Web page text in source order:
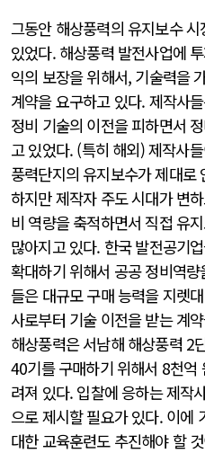
그동안 해상풍력의 유지보수
있었다. 해상풍력 발전사업에
익의 보장을 위해서, 기술력을
계약을 요구하고 있다. 제작사
정비 기술의 이전을 피하면서
고 있었다. (특히 해외) 제작사
풍력단지의 유지보수가 제대로
하지만 제작자 주도 시대가 변
비 역량을 축적하면서 직접 유
많아지고 있다. 한국 발전공기
확대하기 위해서 공공 정비역
들은 대규모 구매 능력을 지렛
사로부터 기술 이전을 받는 계
해상풍력은 서남해 해상풍력 2
40기를 구매하기 위해서 8천억
려져 있다. 입찰에 응하는 제작
으로 제시할 필요가 있다. 이에
대한 교육훈련도 추진해야 할